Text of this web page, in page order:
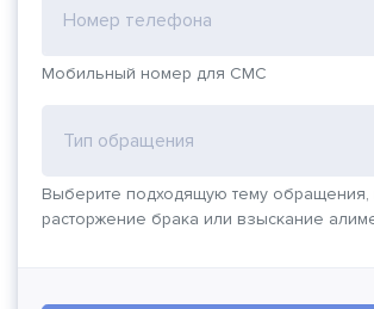
Номер телефона
Мобильный номер для СМС
Тип обращения
Выберите подходящую тему обращения,
расторжение брака или взыскание